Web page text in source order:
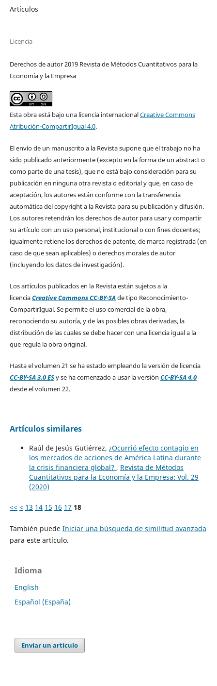
Artículos
Licencia
Derechos de autor 2019 Revista de Métodos Cuantitativos para la
Economía y la Empresa
Esta obra está bajo una licencia internacionalCreative Commons
Atribución-CompartirIgual 4.0.
El envío de un manuscrito a la Revista supone que el trabajo no ha
sido publicado anteriormente (excepto en la forma de un abstract o
como parte de una tesis), que no está bajo consideración para su
publicación en ninguna otra revista o editorial y que, en caso de
aceptación, los autores están conforme con la transferencia
automática del copyright a la Revista para su publicación y difusión.
Los autores retendrán los derechos de autor para usar y compartir
su artículo con un uso personal, institucional o con fines docentes;
igualmente retiene los derechos de patente, de marca registrada (en
caso de que sean aplicables) o derechos morales de autor
(incluyendo los datos de investigación).
Los artículos publicados en la Revista están sujetos a la
licenciaCreative Commons CC-BY-SAde tipo Reconocimiento-
CompartirIgual. Se permite el uso comercial de la obra,
reconociendo su autoría, y de las posibles obras derivadas, la
distribución de las cuales se debe hacer con una licencia igual a la
que regula la obra original.
Hasta el volumen 21 se ha estado empleando la versión de licencia
CC-BY-SA 3.0 ESy se ha comenzado a usar la versión CC-BY-SA 4.0
desde el volumen 22.
Artículos similares
Raúl de Jesús Gutiérrez, ¿Ocurrió efecto contagio en
los mercados de acciones de América Latina durante
la crisis financiera global? , Revista de Métodos
Cuantitativos para la Economía y la Empresa: Vol. 29
(2020)
<< < 13 14 15 16 17 18
También puede Iniciar una búsqueda de similitud avanzada
para este artículo.
Idioma
English
Español (España)
Enviar un artículo